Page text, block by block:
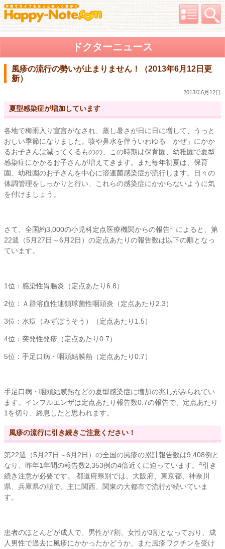
ドクターニュース
風疹の流行の勢いが止まりません！（2013年6月12日更
新）
2013年6月12日
夏型感染症が増加しています
各地で梅雨入り宣言がなされ、蒸し暑さが日に日に増して、うっと
おしい季節になりました。咳や鼻水を伴ういわゆる「かぜ」にかか
るお子さんは減ってくるものの、この時期は保育園、幼稚園で夏型
感染症にかかるお子さんが増えてきます。また毎年初夏は、保育
園、幼稚園のお子さんを中心に溶連菌感染症が流行します。日々の
体調管理をしっかりと行い、これらの感染症にかからないように気
を付けましょう。
さて、全国約3,000の小児科定点医療機関からの報告1）
によると、第
22週（5月27日～6月2日）の定点あたりの報告数は以下の順となっ
ています。
1位：感染性胃腸炎（定点あたり6.8）
2位：Ａ群溶血性連鎖球菌性咽頭炎（定点あたり2.3）
3位：水痘（みずぼうそう）（定点あたり1.5）
4位：突発性発疹（定点あたり0.7）
5位：手足口病・咽頭結膜熱（定点あたり0.7）
手足口病・咽頭結膜熱などの夏型感染症に増加の兆しがみられてい
ます。インフルエンザは定点あたり報告数0.7の報告で、定点あたり
1を切り、終息したと思われます。
風疹の流行に引き続きご注意ください！
第22週（5月27日～6月2日）の全国の風疹の累計報告数は9,408例と
なり、昨年1年間の報告数2,353例の4倍近くに迫っています。
2) 引き
続き注意が必要です。 都道府県別では、大阪府、東京都、神奈川
県、兵庫県の順で、主に関西、関東の大都市で流行が続いていま
す。
患者のほとんどが成人で、男性が7割、女性が3割となっており、成
人男性で過去に風疹にかかったかどうか、また風疹ワクチンを受け